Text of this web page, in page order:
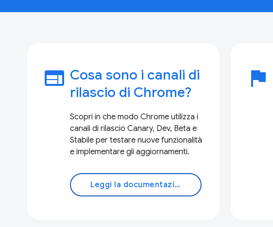
web Cosa sono i canali di
rilascio di Chrome?
Scopri in che modo Chrome utilizza i
canali di rilascio Canary, Dev, Beta e
Stabile per testare nuove funzionalità
e implementare gli aggiornamenti.
Leggi la documentazione
flag